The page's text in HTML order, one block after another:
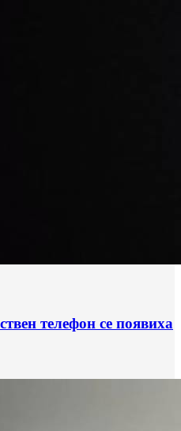
телефон се появиха